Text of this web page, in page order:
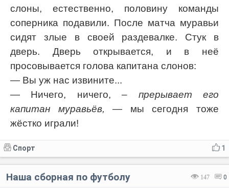
слоны, естественно, половину команды
соперника подавили. После матча муравьи
сидят злые в своей раздевалке. Стук в
дверь. Дверь открывается, и в неё
просовывается голова капитана слонов:
— Вы уж нас извините...
— Ничего, ничего,– прерывает его
капитан муравьёв, — мы сегодня тоже
жёстко играли!
1
Спорт
147 0
Наша сборная по футболу